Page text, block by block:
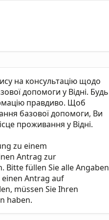
на консультацію щодо
допомоги у Відні. Будь
правдиво. Щоб
базової допомоги, Ви
проживання у Відні.
zu einem
Antrag zur
Bitte füllen Sie alle Angaben
Antrag auf
müssen Sie Ihren
haben.